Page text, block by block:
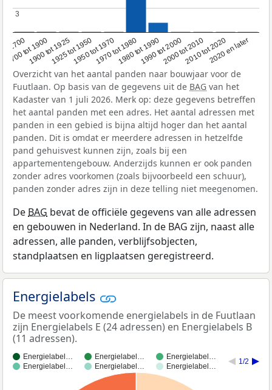
1700
1700 tot 1900
1900 tot 19251925 tot 19501950 tot 19701970 tot 19801980 tot 19901990 tot 20002000 tot 20102010 tot 20202020 en later
3
3
Overzicht van het aantal panden naar bouwjaar voor de
Fuutlaan. Op basis van de gegevens uit de BAG van het
Kadaster van 1 juli 2026. Merk op: deze gegevens betreffen
het aantal panden met een adres. Het aantal adressen met
panden in een gebied is bijna altijd hoger dan het aantal
panden. Dit is omdat er meerdere adressen in hetzelfde
pand gehuisvest kunnen zijn, zoals bij een
appartementengebouw. Anderzijds kunnen er ook panden
zonder adres voorkomen (zoals bijvoorbeeld een schuur),
panden zonder adres zijn in deze telling niet meegenomen.
De BAG bevat de officiële gegevens van alle adressen
en gebouwen in Nederland. In de BAG zijn, naast alle
adressen, alle panden, verblijfsobjecten,
standplaatsen en ligplaatsen geregistreerd.
Energielabels
De meest voorkomende energielabels in de Fuutlaan
zijn Energielabels E (24 adressen) en Energielabels B
(11 adressen).
Energielabel… Energielabel…
Energielabel…
Energielabel…
Energielabel… Energielabel…
1/2